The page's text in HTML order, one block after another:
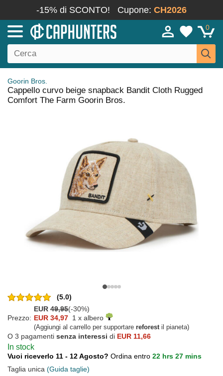
-15% di SCONTO! Cupone: CH2026
0
Goorin Bros.
Cappello curvo beige snapback Bandit Cloth Rugged
Comfort The Farm Goorin Bros.
(5.0)
EUR 49,95(-30%)
Prezzo: EUR 34,97 1 x albero
(Aggiungi al carrello per supportare reforestil pianeta)
O 3 pagamenti senza interessi di EUR 11,66
In stock
Vuoi riceverlo 11 - 12 Agosto? Ordina entro 22 hrs 27 mins
Taglia unica (Guida taglie)